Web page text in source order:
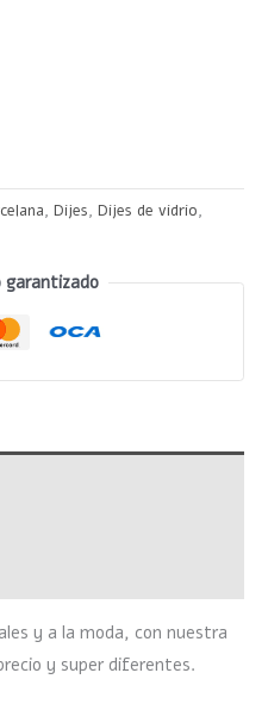
, Dijes, Dijes de vidrio,
garantizado
y a la moda, con nuestra
y super diferentes.